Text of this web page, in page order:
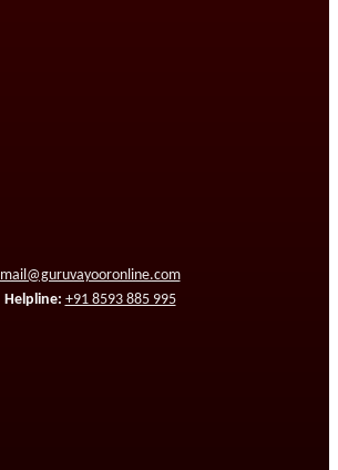
mail@guruvayooronline.com
Helpline: +91 8593 885 995